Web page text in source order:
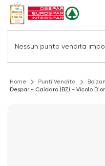
Home Punti Vendita
Despar - Caldaro (BZ) - Vicolo